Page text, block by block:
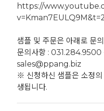
https://
샘플 및 주문은 아래로 문
문의사항 : 031.284.9500
sales@ppang.biz
※ 신청하신 샘플은 소정
생됩니다.